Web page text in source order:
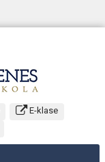
E-klase